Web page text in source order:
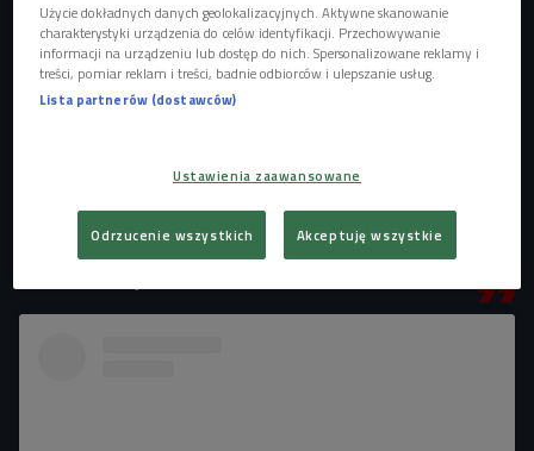
Tadeusz Tabortowski Foto: Piotr Podlewski/Czwórka
Jak tłumaczy Tadeusz Tabortowski, praca warszawskiego
kontrolera biletów odbywa się w systemie zmianowym - od
Grochowskiej, pobrania sprzętu i przydzielenia rejonu. -
Wszystko zależy od tego, jak wygląda moja praca danego
Użycie dokładnych danych geolokalizacyjnych. Aktywne skanowanie
charakterystyki urządzenia do celów identyfikacji. Przechowywanie
informacji na urządzeniu lub dostęp do nich. Spersonalizowane reklamy i
treści, pomiar reklam i treści, badnie odbiorców i ulepszanie usług.
Lista partnerów (dostawców)
Ustawienia zaawansowane
Odrzucenie wszystkich Akceptuję wszystkie